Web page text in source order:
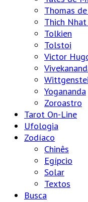
Thomas
Thich
Tolkien
Tolstoi
Victor
Yogananda
Zoroastro
Tarot On-Line
Ufologia
Zodíaco
Chinês
Egípcio
Solar
Textos
Busca